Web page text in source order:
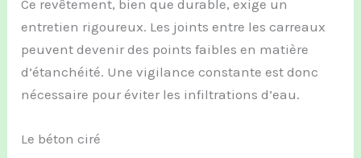
Ce revêtement, bien que durable, exige un
entretien rigoureux. Les joints entre les carreaux
peuvent devenir des points faibles en matière
d’étanchéité. Une vigilance constante est donc
nécessaire pour éviter les infiltrations d’eau.
Le béton ciré